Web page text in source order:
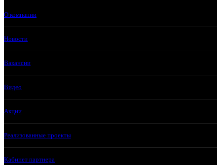
О компании
Новости
Вакансии
Видео
Акции
Реализованные проекты
Кабинет партнера